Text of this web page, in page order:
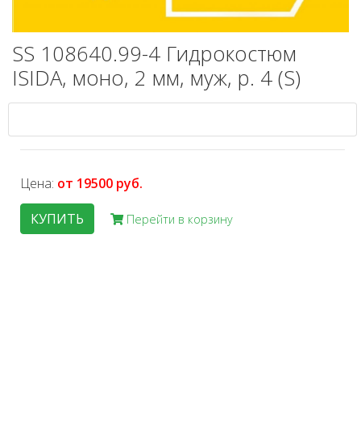
SS 108640.99-4 Гидрокостюм
ISIDA, моно, 2 мм, муж, р. 4 (S)
Цена: от 19500 руб.
КУПИТЬ
Перейти в корзину